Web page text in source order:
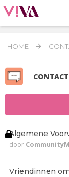
HOME
CONTACT
Algemene
door
Vriendinnen